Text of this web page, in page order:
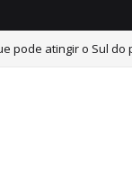
pode atingir o Sul do